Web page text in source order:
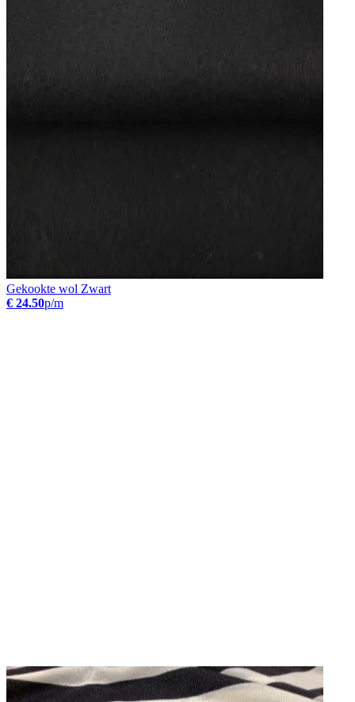
Gekookte wol Zwart
€ 24.50p/m